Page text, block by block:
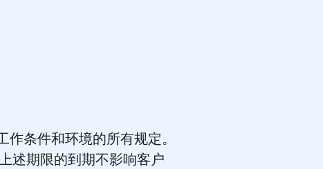
条件和环境的所有规定。
述期限的到期不影响客户